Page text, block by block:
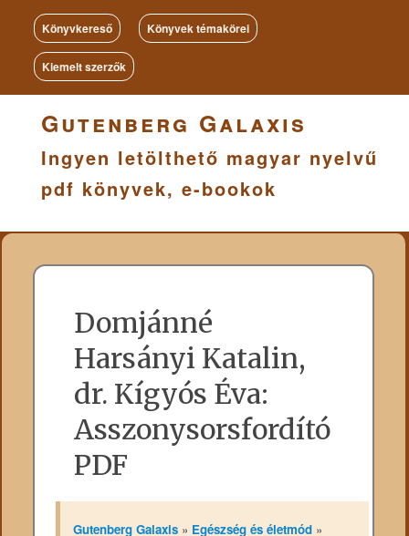
Könyvkereső Könyvek témakörei
Kiemelt szerzők
Gutenberg Galaxis
Ingyen letölthető magyar nyelvű
pdf könyvek, e-bookok
Domjánné
Harsányi Katalin,
dr. Kígyós Éva:
Asszonysorsfordító
PDF
Gutenberg Galaxis» Egészség és életmód»